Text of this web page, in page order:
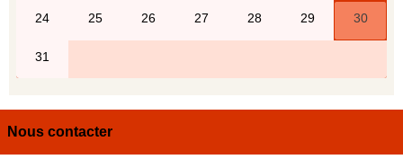
Nous contacter